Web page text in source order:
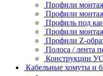
Профили
Профили
Профиль под
Профили
Профили Z-
Полоса / лента
Конструкции
Кабельные хомуты и